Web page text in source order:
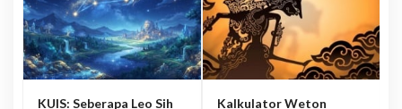
KUIS: Seberapa Leo Sih
Kalkulator Weton